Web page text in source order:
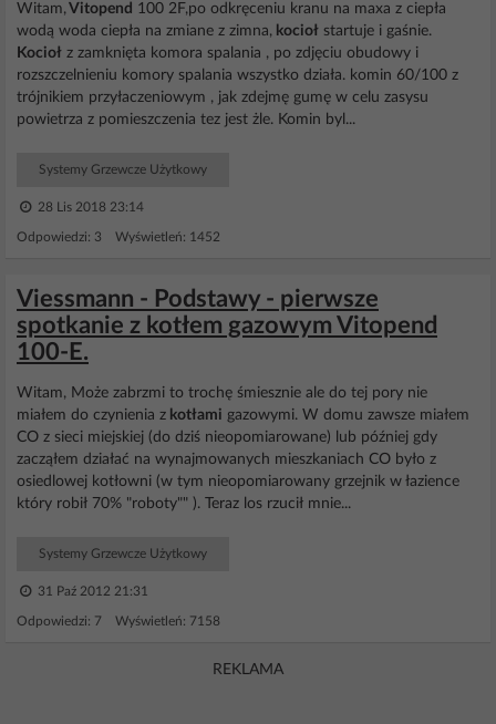
Witam,Vitopend 100 2F,po odkręceniu kranu na maxa z ciepła
wodą woda ciepła na zmiane z zimna, kocioł startuje i gaśnie.
Kocioł z zamknięta komora spalania , po zdjęciu obudowy i
rozszczelnieniu komory spalania wszystko działa. komin 60/100 z
trójnikiem przyłaczeniowym , jak zdejmę gumę w celu zasysu
powietrza z pomieszczenia tez jest żle. Komin byl...
Systemy Grzewcze Użytkowy
28 Lis 2018 23:14
Odpowiedzi: 3 Wyświetleń: 1452
Viessmann - Podstawy - pierwsze
spotkanie z kotłem gazowym Vitopend
100-E.
Witam, Może zabrzmi to trochę śmiesznie ale do tej pory nie
miałem do czynienia z kotłami gazowymi. W domu zawsze miałem
CO z sieci miejskiej (do dziś nieopomiarowane) lub później gdy
zacząłem działać na wynajmowanych mieszkaniach CO było z
osiedlowej kotłowni (w tym nieopomiarowany grzejnik w łazience
który robił 70% "roboty"" ). Teraz los rzucił mnie...
Systemy Grzewcze Użytkowy
31 Paź 2012 21:31
Odpowiedzi: 7 Wyświetleń: 7158
REKLAMA